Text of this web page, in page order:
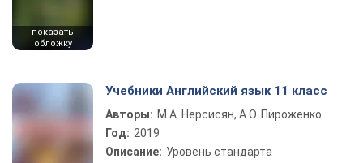
показать
обложку
Учебники Английский язык 11 класс
Авторы: М.А. Нерсисян, А.О. Пироженко
Год: 2019
Описание: Уровень стандарта